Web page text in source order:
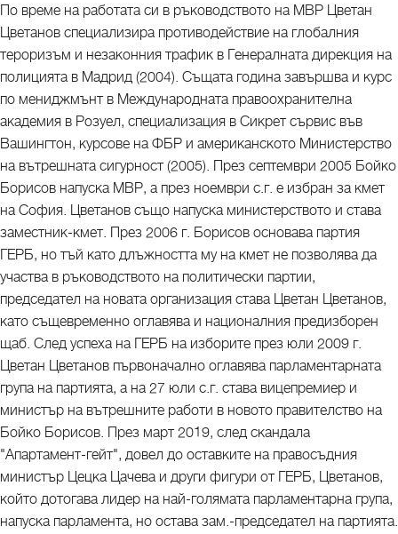
По време на работата си в ръководството на МВР Цветан
Цветанов специализира противодействие на глобалния
тероризъм и незаконния трафик в Генералната дирекция на
полицията в Мадрид (2004). Същата година завършва и курс
по мениджмънт в Международната правоохранителна
академия в Розуел, специализация в Сикрет сървис във
Вашингтон, курсове на ФБР и американското Министерство
на вътрешната сигурност (2005). През септември 2005 Бойко
Борисов напуска МВР, а през ноември с.г. е избран за кмет
на София. Цветанов също напуска министерството и става
заместник-кмет. През 2006 г. Борисов основава партия
ГЕРБ, но тъй като длъжността му на кмет не позволява да
участва в ръководството на политически партии,
председател на новата организация става Цветан Цветанов,
като същевременно оглавява и националния предизборен
щаб. След успеха на ГЕРБ на изборите през юли 2009 г.
Цветан Цветанов първоначално оглавява парламентарната
група на партията, а на 27 юли с.г. става вицепремиер и
министър на вътрешните работи в новото правителство на
Бойко Борисов. През март 2019, след скандала
"Апартамент-гейт", довел до оставките на правосъдния
министър Цецка Цачева и други фигури от ГЕРБ, Цветанов,
който дотогава лидер на най-голямата парламентарна група,
напуска парламента, но остава зам.-председател на партията.